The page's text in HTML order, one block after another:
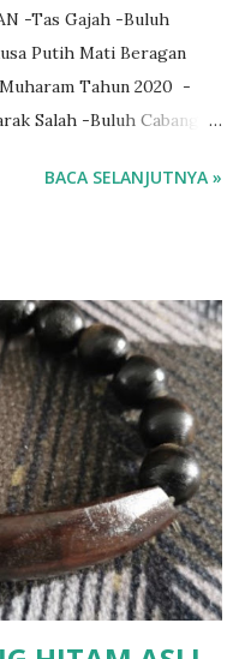
-Tas Gajah -Buluh
Putih Mati Beragan
Tahun 2020 -
Salah -Buluh Cabang
BAWAH -Batu Petir
AKAN
Rumput Buluh Perindu
601158021266
BACA SELANJUTNYA »